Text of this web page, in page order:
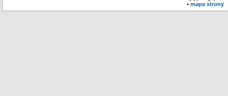
• mapa strony